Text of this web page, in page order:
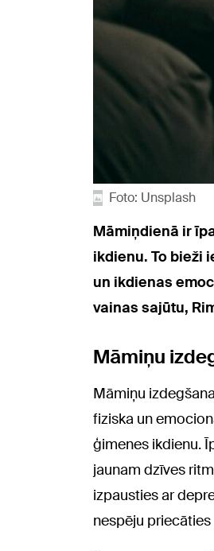
Foto: Unsplash
Māmiņdienā ir
ikdienu. To bieži
un ikdienas
vainas sajūtu,
Māmiņu
Māmiņu
fiziska un
ģimenes ikdienu.
jaunam dzīves
izpausties ar
nespēju